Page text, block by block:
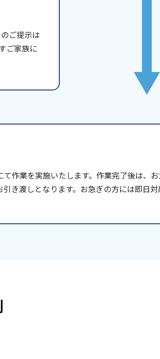
ご提示は
ご家族に
作業を実施いたします。作業完了後は、
き渡しとなります。お急ぎの方には即日